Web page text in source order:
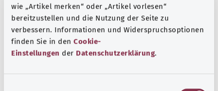
wie „Artikel merken“ oder „Artikel vorlesen“
bereitzustellen und die Nutzung der Seite zu
verbessern. Informationen und Widerspruchsoptionen
finden Sie in den Cookie-
Einstellungen der Datenschutzerklärung.
Selbsthilfe
Selbsthilfegruppen bieten Austausch und Unterstützung
für Menschen mit chronischen Erkrankungen,